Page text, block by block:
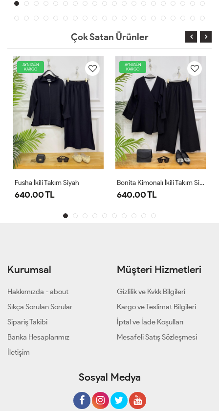
Çok Satan Ürünler
AYNIGÜN
KARGO
İkili Takım Siyah
TL
AYNIGÜN
Bonita Kimonalı İkili Takım Siyah
640.00 TL
Kurumsal
Hakkımızda - about
Sıkça Sorulan Sorular
Sipariş Takibi
Banka Hesaplarımız
İletişim
Müşteri Hizmetleri
Gizlilik ve Kvkk Bilgileri
Kargo ve Teslimat Bilgileri
İptal ve İade Koşulları
Mesafeli Satış Sözleşmesi
Sosyal Medya